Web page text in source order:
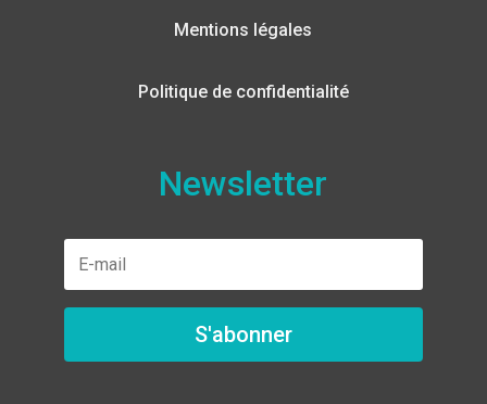
Mentions légales
Politique de confidentialité
Newsletter
S'abonner